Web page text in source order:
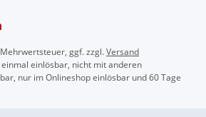
ggf. zzgl.Versand
einlösbar, nicht mit anderen
nur im Onlineshop einlösbar und 60 Tage